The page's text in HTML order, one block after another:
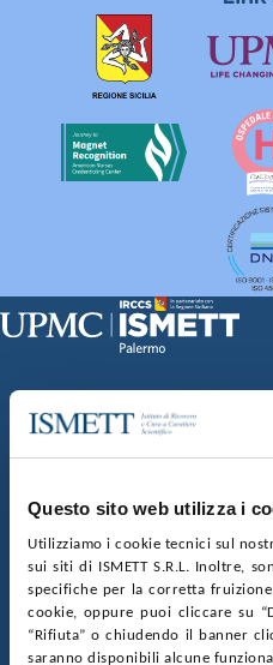
Questo sito web utilizza i
Utilizziamo i cookie tecnici sul
sui siti di ISMETT S.R.L. Inoltre,
specifiche per la corretta
cookie, oppure puoi cliccare su
“Rifiuta” o chiudendo il banner
saranno disponibili alcune
Via Discesa dei Giudici 4 90133
nr. REA PA-201818 P.I.
SOCIETÀ TRASPARENTE
GARE E CONTRATTI
SOSTIENICIMAPPA DEL
CONTATTI